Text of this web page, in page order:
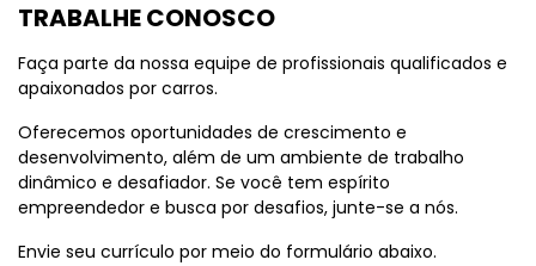
TRABALHE CONOSCO
Faça parte da nossa equipe de profissionais qualificados e
apaixonados por carros.
Oferecemos oportunidades de crescimento e
desenvolvimento, além de um ambiente de trabalho
dinâmico e desafiador. Se você tem espírito
empreendedor e busca por desafios, junte-se a nós.
Envie seu currículo por meio do formulário abaixo.